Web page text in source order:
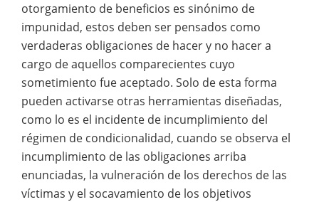
otorgamiento de beneficios es sinónimo de
impunidad, estos deben ser pensados como
verdaderas obligaciones de hacer y no hacer a
cargo de aquellos comparecientes cuyo
sometimiento fue aceptado. Solo de esta forma
pueden activarse otras herramientas diseñadas,
como lo es el incidente de incumplimiento del
régimen de condicionalidad, cuando se observa el
incumplimiento de las obligaciones arriba
enunciadas, la vulneración de los derechos de las
víctimas y el socavamiento de los objetivos